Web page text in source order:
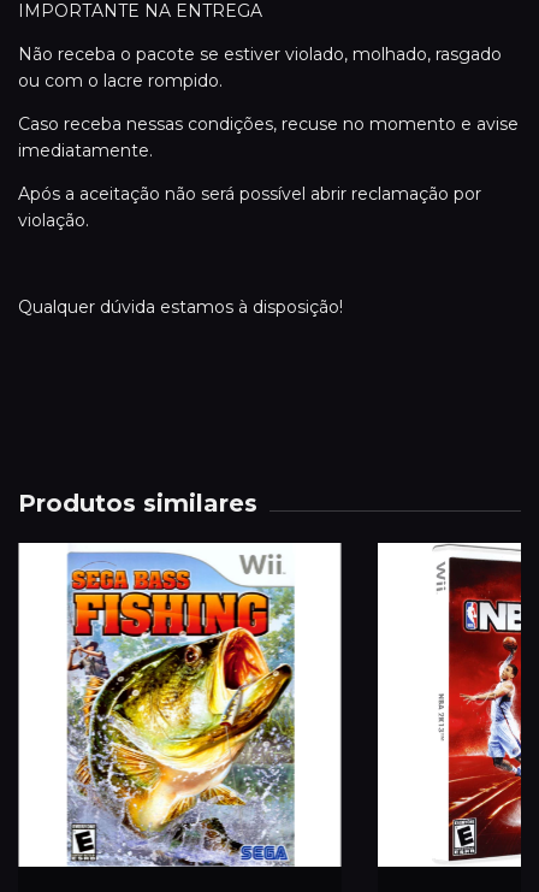
IMPORTANTE NA ENTREGA
Não receba o pacote se estiver violado, molhado, rasgado
ou com o lacre rompido.
Caso receba nessas condições, recuse no momento e avise
imediatamente.
Após a aceitação não será possível abrir reclamação por
violação.
Qualquer dúvida estamos à disposição!
Produtos similares